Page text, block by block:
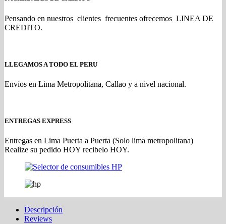
Pensando en nuestros clientes frecuentes ofrecemos LINEA DE
CREDITO.
LLEGAMOS A TODO EL PERU
Envíos en Lima Metropolitana, Callao y a nivel nacional.
ENTREGAS EXPRESS
Entregas en Lima Puerta a Puerta (Solo lima metropolitana)
Realize su pedido HOY recibelo HOY.
Descripción
Reviews